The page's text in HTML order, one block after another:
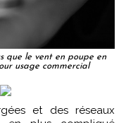
que le vent en poupe en
usage commercial